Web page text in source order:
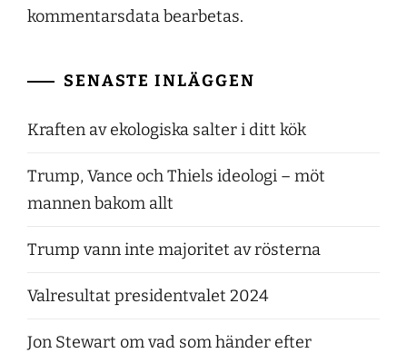
kommentarsdata bearbetas.
SENASTE INLÄGGEN
Kraften av ekologiska salter i ditt kök
Trump, Vance och Thiels ideologi – möt
mannen bakom allt
Trump vann inte majoritet av rösterna
Valresultat presidentvalet 2024
Jon Stewart om vad som händer efter